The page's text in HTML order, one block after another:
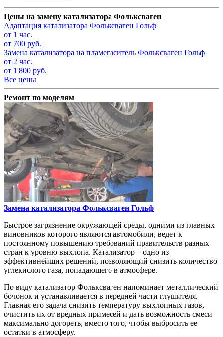
Цены на замену катализатора Фольксваген
Адаптация катализатора Фольксваген Гольф
от 1 час.
от 700 руб.
Замена катализатора на пламегаситель Фольксваген Гольф
от 2 час.
от 1'800 руб.
Все цены
Ремонт по моделям
Замена катализатора Фольксваген Гольф
Быстрое загрязнение окружающей среды, одними из главных
виновников которого являются автомобили, ведет к
постоянному повышению требований правительств разных
стран к уровню выхлопа. Катализатор – одно из
эффективнейших решений, позволяющий снизить количество
углекислого газа, попадающего в атмосфере.
По виду катализатор Фольксваген напоминает металлический
бочонок и устанавливается в передней части глушителя.
Главная его задача снизить температуру выхлопных газов,
очистить их от вредных примесей и дать возможность смеси
максимально догореть, вместо того, чтобы выбросить ее
остатки в атмосферу.